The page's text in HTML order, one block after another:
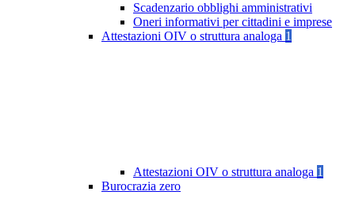
Scadenzario obblighi amministrativi
Oneri informativi per cittadini e imprese
Attestazioni OIV o struttura analoga 1
Attestazioni OIV o struttura analoga 1
Burocrazia zero